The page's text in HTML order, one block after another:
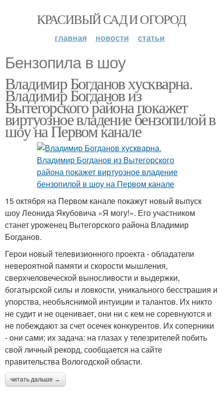
КРАСИВЫЙ САД И ОГОРОД
главная новости статьи
Бензопила в шоу
Владимир Богданов хускварна.
Владимир Богданов из
Вытегорского района покажет
виртуозное владение бензопилой в
шоу на Первом канале
15 октября на Первом канале покажут новый выпуск
шоу Леонида Якубовича «Я могу!». Его участником
станет уроженец Вытегорского района Владимир
Богданов.
Герои новый телевизионного проекта - обладатели
невероятной памяти и скорости мышления,
сверхчеловеческой выносливости и выдержки,
богатырской силы и ловкости, уникального бесстрашия и
упорства, необъяснимой интуиции и талантов. Их никто
не судит и не оценивает, они ни с кем не соревнуются и
не побеждают за счет осечек конкурентов. Их соперники
- они сами; их задача: на глазах у телезрителей побить
свой личный рекорд, сообщается на сайте
правительства Вологодской области.
читать дальше →